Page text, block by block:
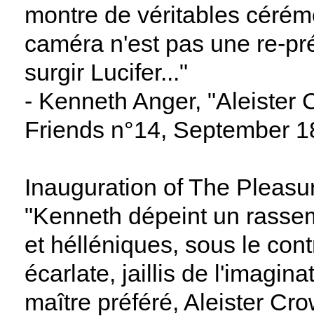
montre de véritables
caméra n'est pas une re-
surgir Lucifer..."
- Kenneth Anger, "Aleister
Friends n°14, September
Inauguration of The
"Kenneth dépeint un
et hélléniques, sous le
écarlate, jaillis de
maître préféré, Aleister